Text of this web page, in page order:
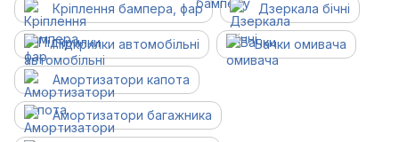
Кріплення бампера, фар Дзеркала бічні
Підкрилки автомобільні Бачки омивача
Амортизатори капота
Амортизатори багажника